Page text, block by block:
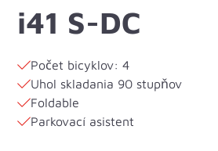
i41 S-DC
Počet bicyklov: 4
Uhol skladania 90 stupňov
Foldable
Parkovací asistent